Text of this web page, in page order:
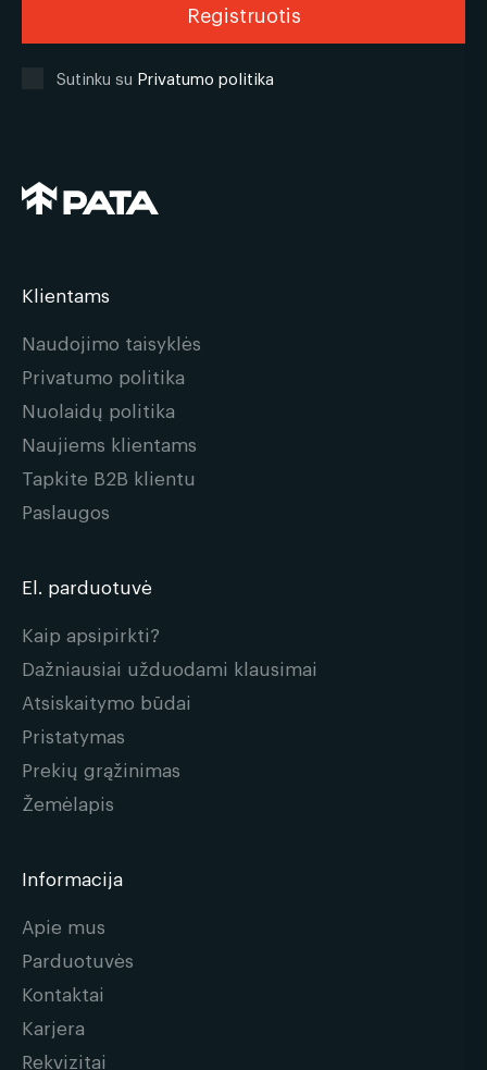
Sutinku su Privatumo politika
Klientams
Naudojimo taisyklės
Privatumo politika
Nuolaidų politika
Naujiems klientams
Tapkite B2B klientu
Paslaugos
El. parduotuvė
Kaip apsipirkti?
Dažniausiai užduodami klausimai
Atsiskaitymo būdai
Pristatymas
Prekių grąžinimas
Žemėlapis
Informacija
Apie mus
Parduotuvės
Kontaktai
Karjera
Rekvizitai